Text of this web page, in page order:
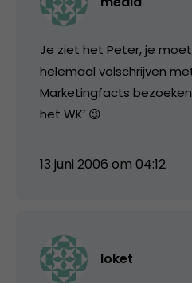
Je ziet het Peter, je
helemaal volschrijven
Marketingfacts
het WK’ 😉
13 juni 2006 om 04:12
loket